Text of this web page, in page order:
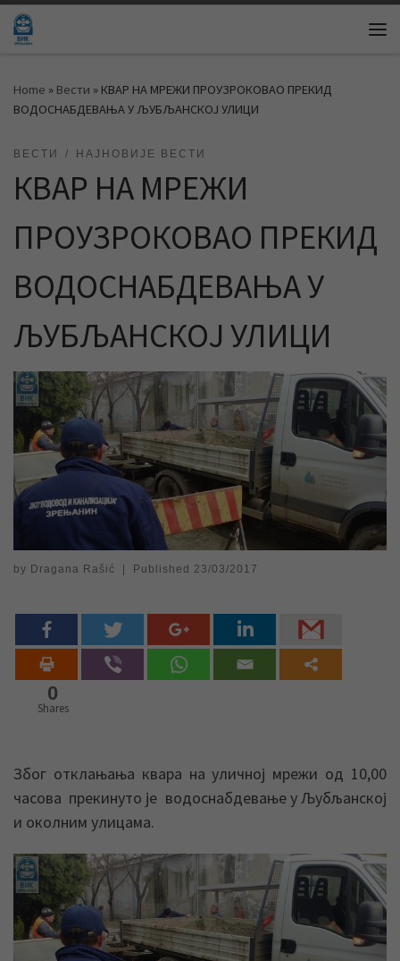
Skip to content
Home » Вести » КВАР НА МРЕЖИ ПРОУЗРОКОВАО ПРЕКИД
ВОДОСНАБДЕВАЊА У ЉУБЉАНСКОЈ УЛИЦИ
ВЕСТИ НАЈНОВИЈЕ ВЕСТИ
КВАР НА МРЕЖИ
ПРОУЗРОКОВАО ПРЕКИД
ВОДОСНАБДЕВАЊА У
ЉУБЉАНСКОЈ УЛИЦИ
by Dragana Rašić Published 23/03/2017
0
Shares
Због отклањања квара на уличној мрежи од 10,00
часова прекинуто је водоснабдевање у Љубљанској
и околним улицама.